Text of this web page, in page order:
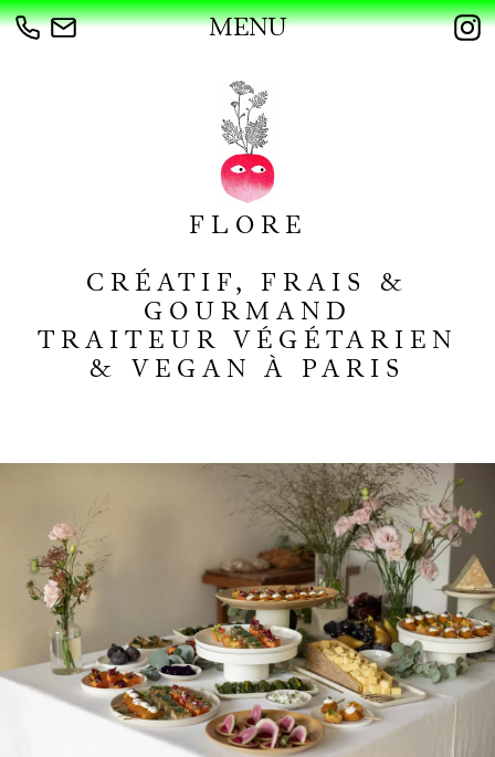
MENU
FLORE
CRÉATIF, FRAIS &
GOURMAND
TRAITEUR VÉGÉTARIEN
& VEGAN À PARIS